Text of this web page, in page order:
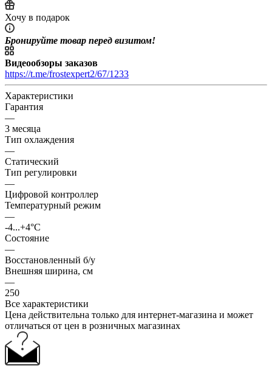
Хочу в подарок
Бронируйте товар перед визитом!
Видеообзоры заказов
https://t.me/frostexpert2/67/1233
Характеристики
Гарантия
—
3 месяца
Тип охлаждения
—
Статический
Тип регулировки
—
Цифровой контроллер
Температурный режим
—
-4...+4°C
Состояние
—
Восстановленный б/у
Внешняя ширина, см
—
250
Все характеристики
Цена действительна только для интернет-магазина и может
отличаться от цен в розничных магазинах